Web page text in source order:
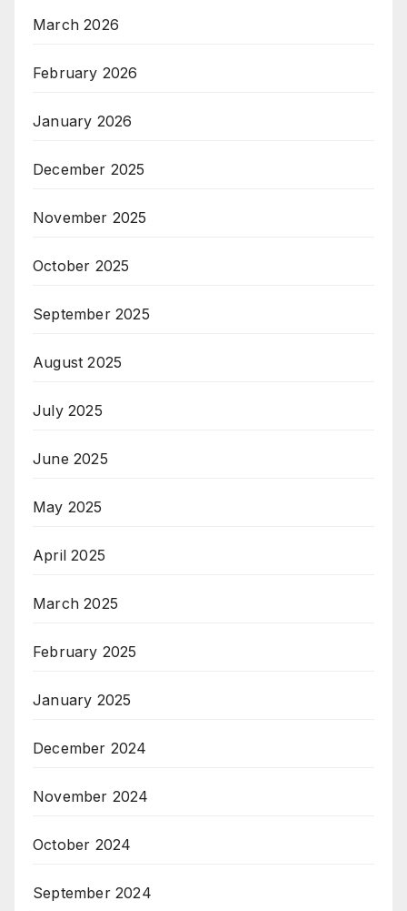
March 2026
February 2026
January 2026
December 2025
November 2025
October 2025
September 2025
August 2025
July 2025
June 2025
May 2025
April 2025
March 2025
February 2025
January 2025
December 2024
November 2024
October 2024
September 2024